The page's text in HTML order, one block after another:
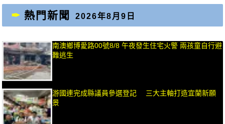
熱門新聞 2026年8月9日
南澳鄉博愛路00號8/8 午夜發生住宅火警 兩孩童自行避
難逃生
游國連完成縣議員參選登記 三大主軸打造宜蘭新願
景